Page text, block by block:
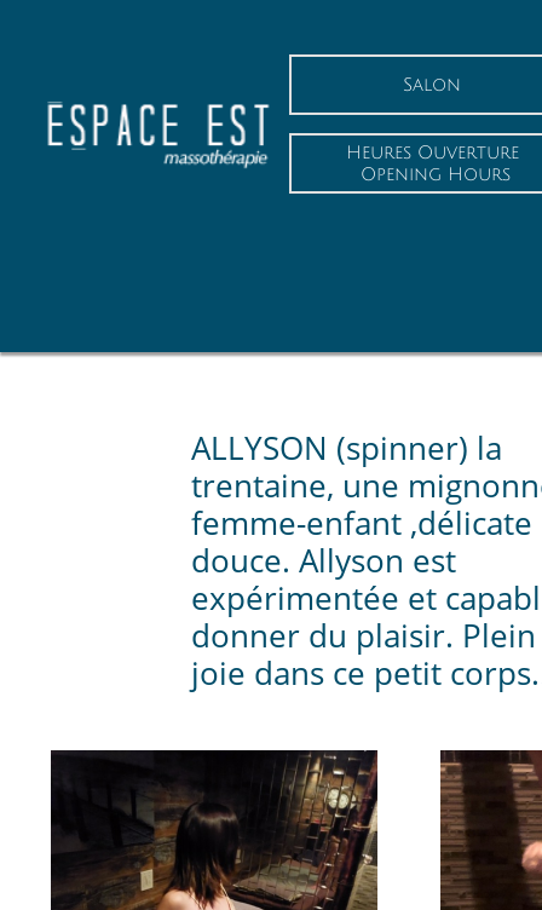
Salon
Heures Ouverture
Opening Hours
ALLYSON (spinner) la
trentaine, une
femme-enfant ,délicate
douce. Allyson est
expérimentée et
donner du plaisir.
joie dans ce petit